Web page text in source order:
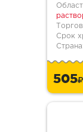
Срок
Страна:
505